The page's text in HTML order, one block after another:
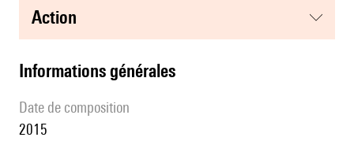
action
informations générales
date de composition
2015